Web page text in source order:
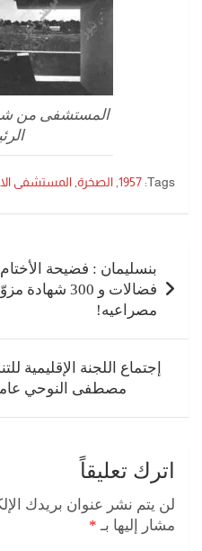
المستشفى من
Tags:
1957
, الصخرة, المستشفى
المقالاتبنسليمان : فضيحة
فضالات و 300
مصراعيه!
إﺟﺘﻤﺎﻉ ﺍﻟﻠﺠﻨﺔ ﺍﻹﻗﻠﻴﻤﻴﺔ
مصطفى النوحي
اترك تعليقاً
لن يتم نشر عنوان بريدك
مشار إليها بـ *